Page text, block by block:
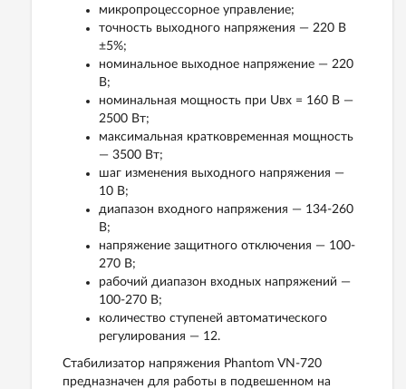
микропроцессорное управление;
точность выходного напряжения — 220 В
±5%;
номинальное выходное напряжение — 220
В;
номинальная мощность при Uвх = 160 В —
2500 Вт;
максимальная кратковременная мощность
— 3500 Вт;
шаг изменения выходного напряжения —
10 В;
диапазон входного напряжения — 134-260
В;
напряжение защитного отключения — 100-
270 В;
рабочий диапазон входных напряжений —
100-270 В;
количество ступеней автоматического
регулирования — 12.
Стабилизатор напряжения Phantom VN-720
предназначен для работы в подвешенном на